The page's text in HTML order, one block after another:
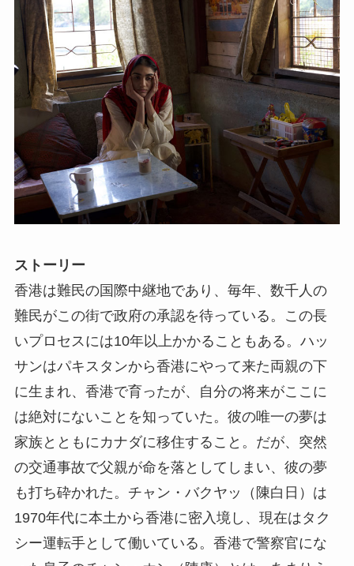
ストーリー
香港は難民の国際中継地であり、毎年、数千人の
難民がこの街で政府の承認を待っている。この長
いプロセスには10年以上かかることもある。ハッ
サンはパキスタンから香港にやって来た両親の下
に生まれ、香港で育ったが、自分の将来がここに
は絶対にないことを知っていた。彼の唯一の夢は
家族とともにカナダに移住すること。だが、突然
の交通事故で父親が命を落としてしまい、彼の夢
も打ち砕かれた。チャン・バクヤッ（陳白日）は
1970年代に本土から香港に密入境し、現在はタク
シー運転手として働いている。香港で警察官にな